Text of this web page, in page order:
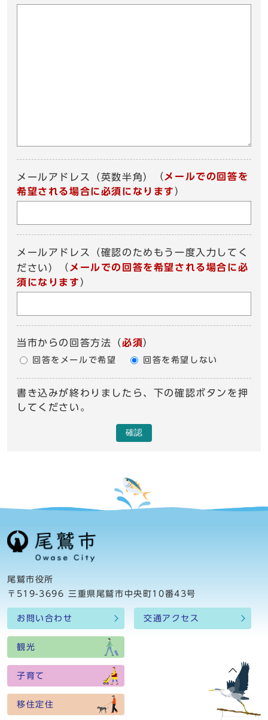
メールアドレス（英数半角） （ メールでの回答を
希望される場合に必須になります ）
メールアドレス（確認のためもう一度入力してく
ださい）
（ メールでの回答を希望される場合に必
須になります ）
当市からの回答方法 （必須）
回答をメールで希望 回答を希望しない
書き込みが終わりましたら、下の確認ボタンを押
してください。
確認
尾鷲市役所
〒519-3696 三重県尾鷲市中央町10番43号
お問い合わせ 交通アクセス
観光
子育て
移住定住